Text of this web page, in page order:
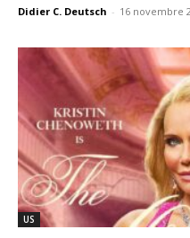
Didier C. Deutsch - 16 novembre
US